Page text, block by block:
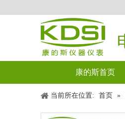
康的斯首页
当前所在位置: 首页 »